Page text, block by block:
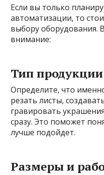
Если вы только
автоматизации, то
выбору оборудования.
внимание:
Тип
Определите, что
резать листы,
гравировать
сразу. Это поможет
лучше подойдет.
Размеры и